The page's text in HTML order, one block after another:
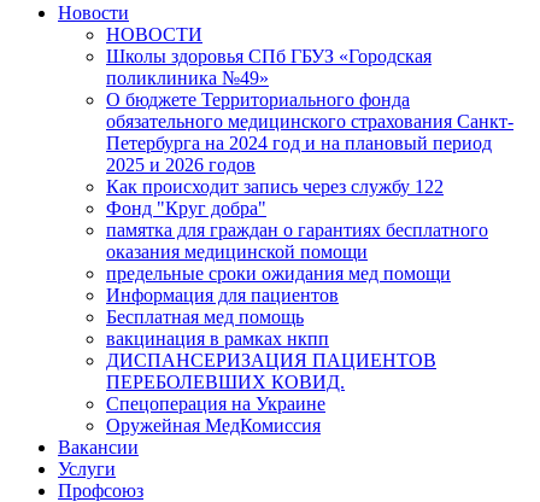
Новости
НОВОСТИ
Школы здоровья СПб ГБУЗ «Городская
поликлиника №49»
О бюджете Территориального фонда
обязательного медицинского страхования Санкт-
Петербурга на 2024 год и на плановый период
2025 и 2026 годов
Как происходит запись через службу 122
Фонд "Круг добра"
памятка для граждан о гарантиях бесплатного
оказания медицинской помощи
предельные сроки ожидания мед помощи
Информация для пациентов
Бесплатная мед помощь
вакцинация в рамках нкпп
ДИСПАНСЕРИЗАЦИЯ ПАЦИЕНТОВ
ПЕРЕБОЛЕВШИХ КОВИД.
Спецоперация на Украине
Оружейная МедКомиссия
Вакансии
Услуги
Профсоюз